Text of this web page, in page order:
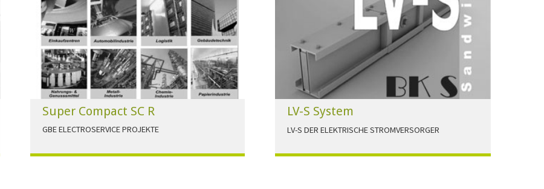
Super Compact SC R
GBE ELECTROSERVICE PROJEKTE
LV-S System
LV-S DER ELEKTRISCHE STROMVERSORGER